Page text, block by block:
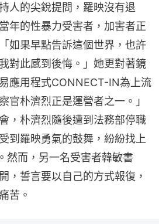
人的尖銳提問，羅映沒有退
年的性暴力受害者，加害者正
如果早點告訴這個世界，也許
對此感到後悔。」她更對著鏡
應用程式CONNECT-IN為上流
官朴濟烈正是運營者之一。」
，朴濟烈隨後遭到法務部停職
到羅映勇氣的鼓舞，紛紛找上
然而，另一名受害者韓敏書
，誓言要以自己的方式報復，
苦。